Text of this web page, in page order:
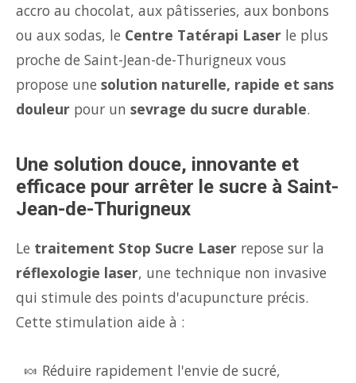
accro au chocolat, aux pâtisseries, aux bonbons
ou aux sodas, le Centre Tatérapi Laser le plus
proche de Saint-Jean-de-Thurigneux vous
propose une solution naturelle, rapide et sans
douleur pour un sevrage du sucre durable.
Une solution douce, innovante et
efficace pour arrêter le sucre à Saint-
Jean-de-Thurigneux
Le traitement Stop Sucre Laser repose sur la
réflexologie laser, une technique non invasive
qui stimule des points d'acupuncture précis.
Cette stimulation aide à :
🍬 Réduire rapidement l'envie de sucré,